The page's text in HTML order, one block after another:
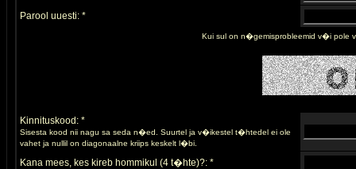
Parool uuesti: *
Kui sul on n�gemisprobleemid v�i pole
Kinnituskood: *
Sisesta kood nii nagu sa seda n�ed. Suurtel ja v�ikestel t�htedel ei ole
vahet ja nullil on diagonaalne kriips keskelt l�bi.
Kana mees, kes kireb hommikul (4 t�hte)?: *